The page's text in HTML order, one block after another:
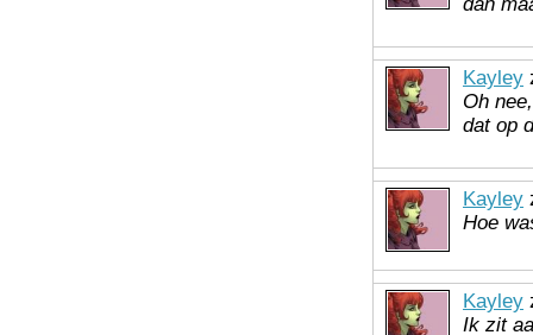
Kayley
Oh
dat op
Kayley
Hoe
Kayley
Ik zit